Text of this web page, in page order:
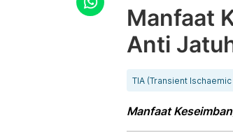
Manfaat
Anti
TIA (Transient
Manfaat